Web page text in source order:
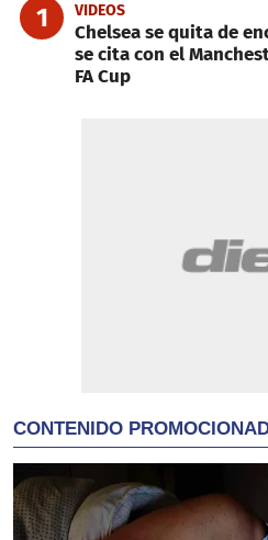
1 VIDEOS
Chelsea se quita de
se cita con el
FA Cup